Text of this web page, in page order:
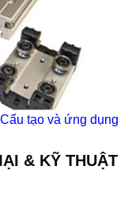
tạo và ứng dụng
& KỸ THUẬT